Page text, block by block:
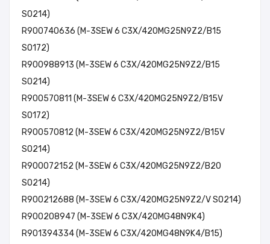
SO214)
R900740636 (M-3SEW 6 C3X/420MG25N9Z2/B15
SO172)
R900988913 (M-3SEW 6 C3X/420MG25N9Z2/B15
SO214)
R900570811 (M-3SEW 6 C3X/420MG25N9Z2/B15V
SO172)
R900570812 (M-3SEW 6 C3X/420MG25N9Z2/B15V
SO214)
R900072152 (M-3SEW 6 C3X/420MG25N9Z2/B20
SO214)
R900212688 (M-3SEW 6 C3X/420MG25N9Z2/V SO214)
R900208947 (M-3SEW 6 C3X/420MG48N9K4)
R901394334 (M-3SEW 6 C3X/420MG48N9K4/B15)